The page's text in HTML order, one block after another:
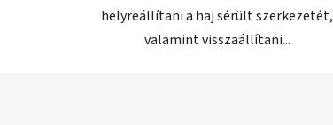
helyreállítani a haj sérült szerkezetét,
valamint visszaállítani...